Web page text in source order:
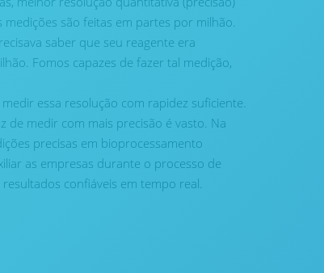
são feitas em partes por milhão.
saber que seu reagente era
Fomos capazes de fazer tal medição,
essa resolução com rapidez suficiente.
de medir com mais precisão é vasto. Na
precisas em bioprocessamento
as empresas durante o processo de
confiáveis ​​em tempo real.